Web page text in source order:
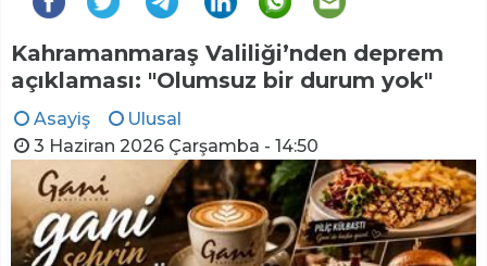
Kahramanmaraş Valiliği’nden deprem
açıklaması: "Olumsuz bir durum yok"
Asayiş
Ulusal
3 Haziran 2026 Çarşamba - 14:50